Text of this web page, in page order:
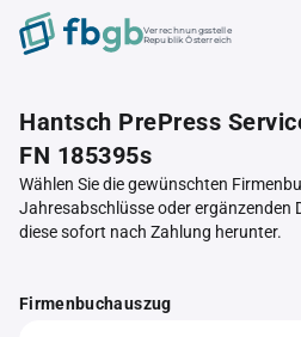
Verrechnungsstelle
Republik Österreich
Hantsch PrePress
FN 185395s
Wählen Sie die gewünschten
Jahresabschlüsse oder ergänzenden
diese sofort nach Zahlung herunter.
Firmenbuchauszug